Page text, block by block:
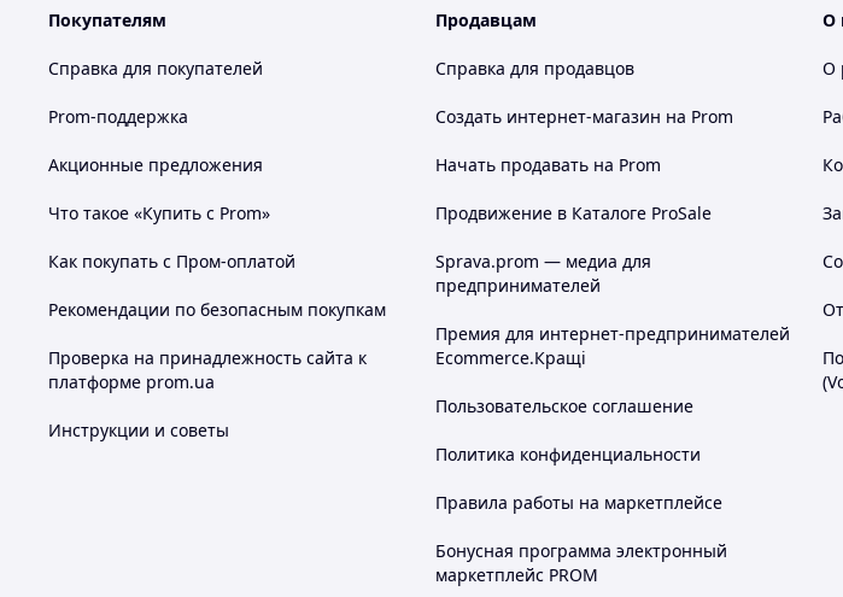
Покупателям
Справка для покупателей
Prom-поддержка
Акционные предложения
Что такое «Купить с Prom»
Как покупать с Пром-оплатой
Рекомендации по безопасным покупкам
Проверка на принадлежность сайта к
платформе prom.ua
Инструкции и советы
Продавцам
Справка для продавцов
Создать интернет-магазин на Prom
Начать продавать на Prom
Продвижение в Каталоге ProSale
Sprava.prom — медиа для
предпринимателей
Премия для интернет-предпринимателей
Ecommerce.Кращі
Пользовательское соглашение
Политика конфиденциальности
Правила работы на маркетплейсе
Бонусная программа электронный
маркетплейс PROM
О
О